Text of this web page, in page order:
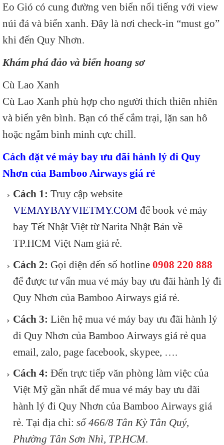
Eo Gió có cung đường ven biển nổi tiếng với view
núi đá và biển xanh. Đây là nơi check-in “must go”
khi đến Quy Nhơn.
Khám phá đảo và biển hoang sơ
Cù Lao Xanh
Cù Lao Xanh phù hợp cho người thích thiên nhiên
và biển yên bình. Bạn có thể cắm trại, lặn san hô
hoặc ngắm bình minh cực chill.
Cách đặt vé máy bay ưu đãi hành lý đi Quy
Nhơn của Bamboo Airways giá rẻ
Cách 1: Truy cập website
VEMAYBAYVIETMY.COM để book vé máy
bay Tết Nhật Việt từ Narita Nhật Bản về
TP.HCM Việt Nam giá rẻ.
Cách 2: Gọi điện đến số hotline0908 220 888
để được tư vấn mua vé máy bay ưu đãi hành lý đi
Quy Nhơn của Bamboo Airways giá rẻ.
Cách 3: Liên hệ mua vé máy bay ưu đãi hành lý
đi Quy Nhơn của Bamboo Airways giá rẻ qua
email, zalo, page facebook, skypee, ….
Cách 4: Đến trực tiếp văn phòng làm việc của
Việt Mỹ gần nhất để mua vé máy bay ưu đãi
hành lý đi Quy Nhơn của Bamboo Airways giá
rẻ. Tại địa chỉ: số 466/8 Tân Kỳ Tân Quý,
Phường Tân Sơn Nhì, TP.HCM.